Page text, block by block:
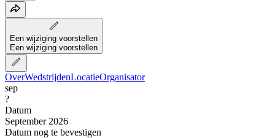
Een wijziging voorstellen
Een wijziging voorstellen
OverWedstrijdenLocatieOrganisator
sep
?
Datum
September 2026
Datum nog te bevestigen